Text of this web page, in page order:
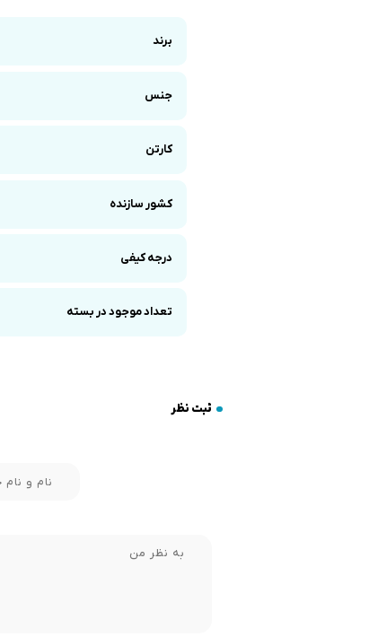
برند
جنس
کارتن
کشور سازنده
درجه کیفی
تعداد موجود در بسته
ثبت نظر